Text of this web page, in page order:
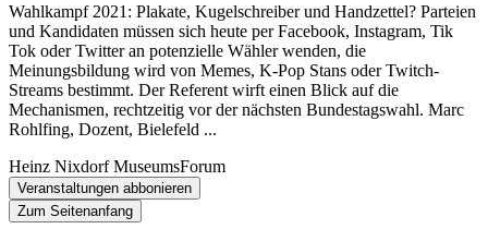
Wahlkampf 2021: Plakate, Kugelschreiber und Handzettel? Parteien
und Kandidaten müssen sich heute per Facebook, Instagram, Tik
Tok oder Twitter an potenzielle Wähler wenden, die
Meinungsbildung wird von Memes, K-Pop Stans oder Twitch-
Streams bestimmt. Der Referent wirft einen Blick auf die
Mechanismen, rechtzeitig vor der nächsten Bundestagswahl. Marc
Rohlfing, Dozent, Bielefeld ...
Heinz Nixdorf MuseumsForum
Veranstaltungen abbonieren
Zum Seitenanfang